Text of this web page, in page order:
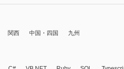
関西 中国・四国 九州